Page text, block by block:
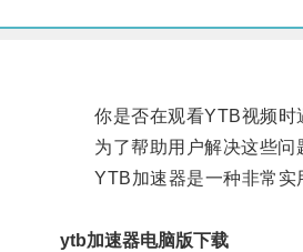
你是否在观看YTB视频时遇
为了帮助用户解决这些问
YTB加速器是一种非常实用
ytb加速器电脑版下载